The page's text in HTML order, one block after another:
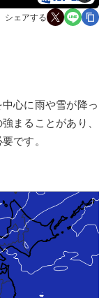
シェアする
心に雨や雪が降っ
まることがあり、
です。